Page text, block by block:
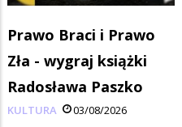
Prawo Braci i Prawo
Zła - wygraj książki
Radosława Paszko
KULTURA 03/08/2026